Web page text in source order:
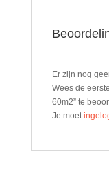
Er zijn nog
Wees de
60m2” te
Je moet